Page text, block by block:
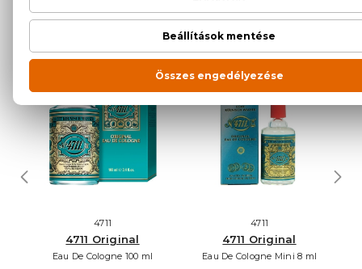
NEKED AJÁNLJUK
4711
4711 Original
Eau De Cologne 100 ml
4711
4711 Original
Eau De Cologne Mini 8 ml